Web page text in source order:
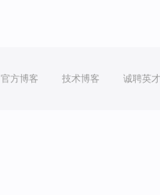
官方博客 技术博客 诚聘英才